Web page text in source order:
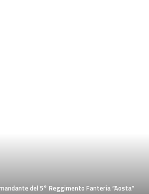
del 5° Reggimento Fanteria “Aosta”